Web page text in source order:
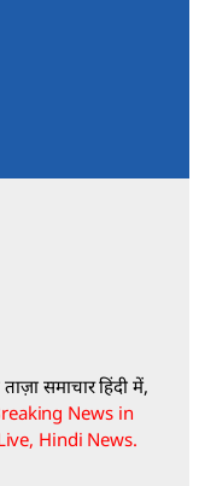
समाचार हिंदी में,
News in
Hindi News.